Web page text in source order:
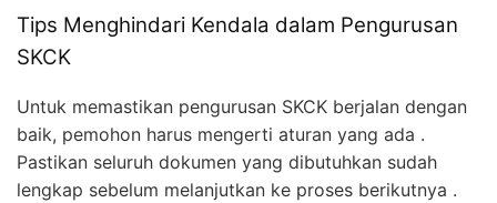
Tips Menghindari Kendala dalam Pengurusan
SKCK
Untuk memastikan pengurusan SKCK berjalan dengan
baik, pemohon harus mengerti aturan yang ada .
Pastikan seluruh dokumen yang dibutuhkan sudah
lengkap sebelum melanjutkan ke proses berikutnya .